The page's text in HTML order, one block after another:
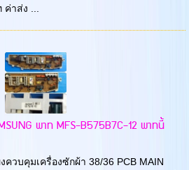
าส่ง ...
พาท MFS-B575B7C-12 พาทนี้
ควบคุมเครื่องซักผ้า 38/36 PCB MAIN